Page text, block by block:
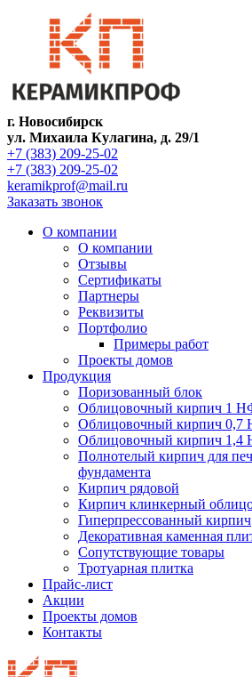
г. Новосибирск
ул. Михаила Кулагина, д. 29/1
+7 (383) 209-25-02
+7 (383) 209-25-02
keramikprof@mail.ru
Заказать звонок
О компании
О компании
Отзывы
Сертификаты
Партнеры
Реквизиты
Портфолио
Примеры работ
Проекты домов
Продукция
Поризованный блок
Облицовочный кирпич 1
Облицовочный кирпич 0,7
Облицовочный кирпич 1,4
Полнотелый кирпич для
фундамента
Кирпич рядовой
Кирпич клинкерный
Гиперпрессованный кирпич
Декоративная каменная
Сопутствующие товары
Тротуарная плитка
Прайс-лист
Акции
Проекты домов
Контакты